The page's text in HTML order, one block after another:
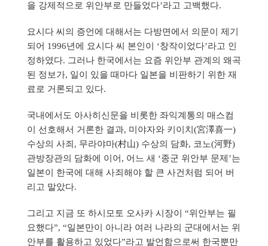
을 강제적으로 위안부로 만들었다’라고 고백했다.
요시다 씨의 증언에 대해서는 다방면에서 의문이 제기
되어 1996년에 요시다 씨 본인이 ‘창작이었다’라고 인
정하였다. 그러나 한국에서는 요즘 위안부 관계의 왜곡
된 정보가, 일이 있을 때마다 일본을 비판하기 위한 재
료로 거론되고 있다.
국내에서도 아사히신문을 비롯한 좌익계통의 매스컴
이 선호해서 거론한 결과, 미야자와 키이치(宮澤喜一)
수상의 사죄, 무라야마(村山) 수상의 담화, 코노(河野)
관방장관의 담화에 이어, 어느 새 ‘종군 위안부 문제’는
일본이 한국에 대해 사죄해야 할 큰 사건처럼 되어 버
리고 말았다.
그리고 지금 또 하시모토 오사카 시장이 “위안부는 필
요했다”, “일본만이 아니라 여러 나라의 군대에서는 위
안부를 활용하고 있었다”라고 발언함으로써 한국뿐만